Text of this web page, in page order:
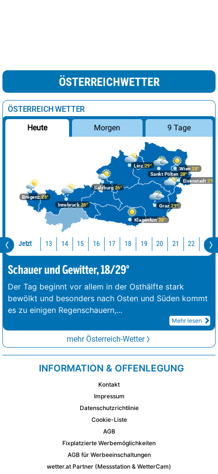
ÖSTERREICHWETTER
ÖSTERREICH WETTER
Heute Morgen 9 Tage
Bregenz26°
Graz29°
Innsbruck25°
Klagenfurt 28°
Linz29°
Salzburg26°
Wien 28°
Eisenstadt 29°
Sankt Pölten 28°
Jetzt 13 14 15 16 17 18 19 20 21 22 23
Schauer und Gewitter, 18/29°
Der Tag beginnt vor allem in der Osthälfte stark
bewölkt und besonders nach Osten und Süden kommt
es zu einigen Regenschauern,...
Mehr lesen
mehr Österreich-Wetter
INFORMATION & OFFENLEGUNG
Kontakt
Impressum
Datenschutzrichtlinie
Cookie-Liste
AGB
Fixplatzierte Werbemöglichkeiten
AGB für Werbeeinschaltungen
wetter.at Partner (Messstation & WetterCam)